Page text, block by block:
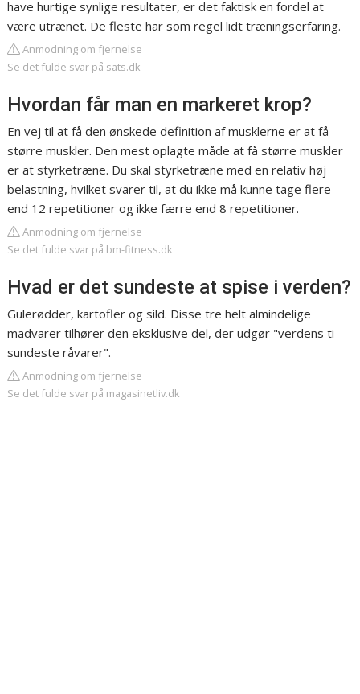
have hurtige synlige resultater, er det faktisk en fordel at
være utrænet. De fleste har som regel lidt træningserfaring.
Anmodning om fjernelse
Se det fulde svar på sats.dk
Hvordan får man en markeret krop?
En vej til at få den ønskede definition af musklerne er at få
større muskler. Den mest oplagte måde at få større muskler
er at styrketræne. Du skal styrketræne med en relativ høj
belastning, hvilket svarer til, at du ikke må kunne tage flere
end 12 repetitioner og ikke færre end 8 repetitioner.
Anmodning om fjernelse
Se det fulde svar på bm-fitness.dk
Hvad er det sundeste at spise i verden?
Gulerødder, kartofler og sild. Disse tre helt almindelige
madvarer tilhører den eksklusive del, der udgør "verdens ti
sundeste råvarer".
Anmodning om fjernelse
Se det fulde svar på magasinetliv.dk